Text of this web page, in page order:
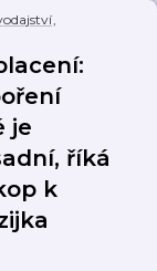
,
je
říká